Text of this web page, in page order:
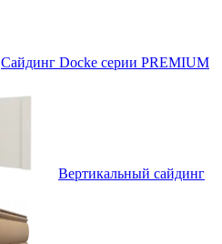
Сайдинг Docke серии PREMIUM
Вертикальный сайдинг